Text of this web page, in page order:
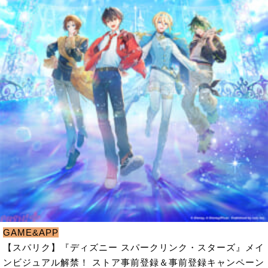
GAME&APP
【スパリク】『ディズニー スパークリンク・スターズ』メイ
ンビジュアル解禁！ ストア事前登録＆事前登録キャンペーン